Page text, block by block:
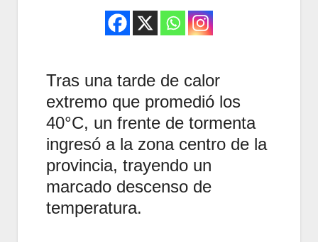
Tras una tarde de calor
extremo que promedió los
40°C, un frente de tormenta
ingresó a la zona centro de la
provincia, trayendo un
marcado descenso de
temperatura.